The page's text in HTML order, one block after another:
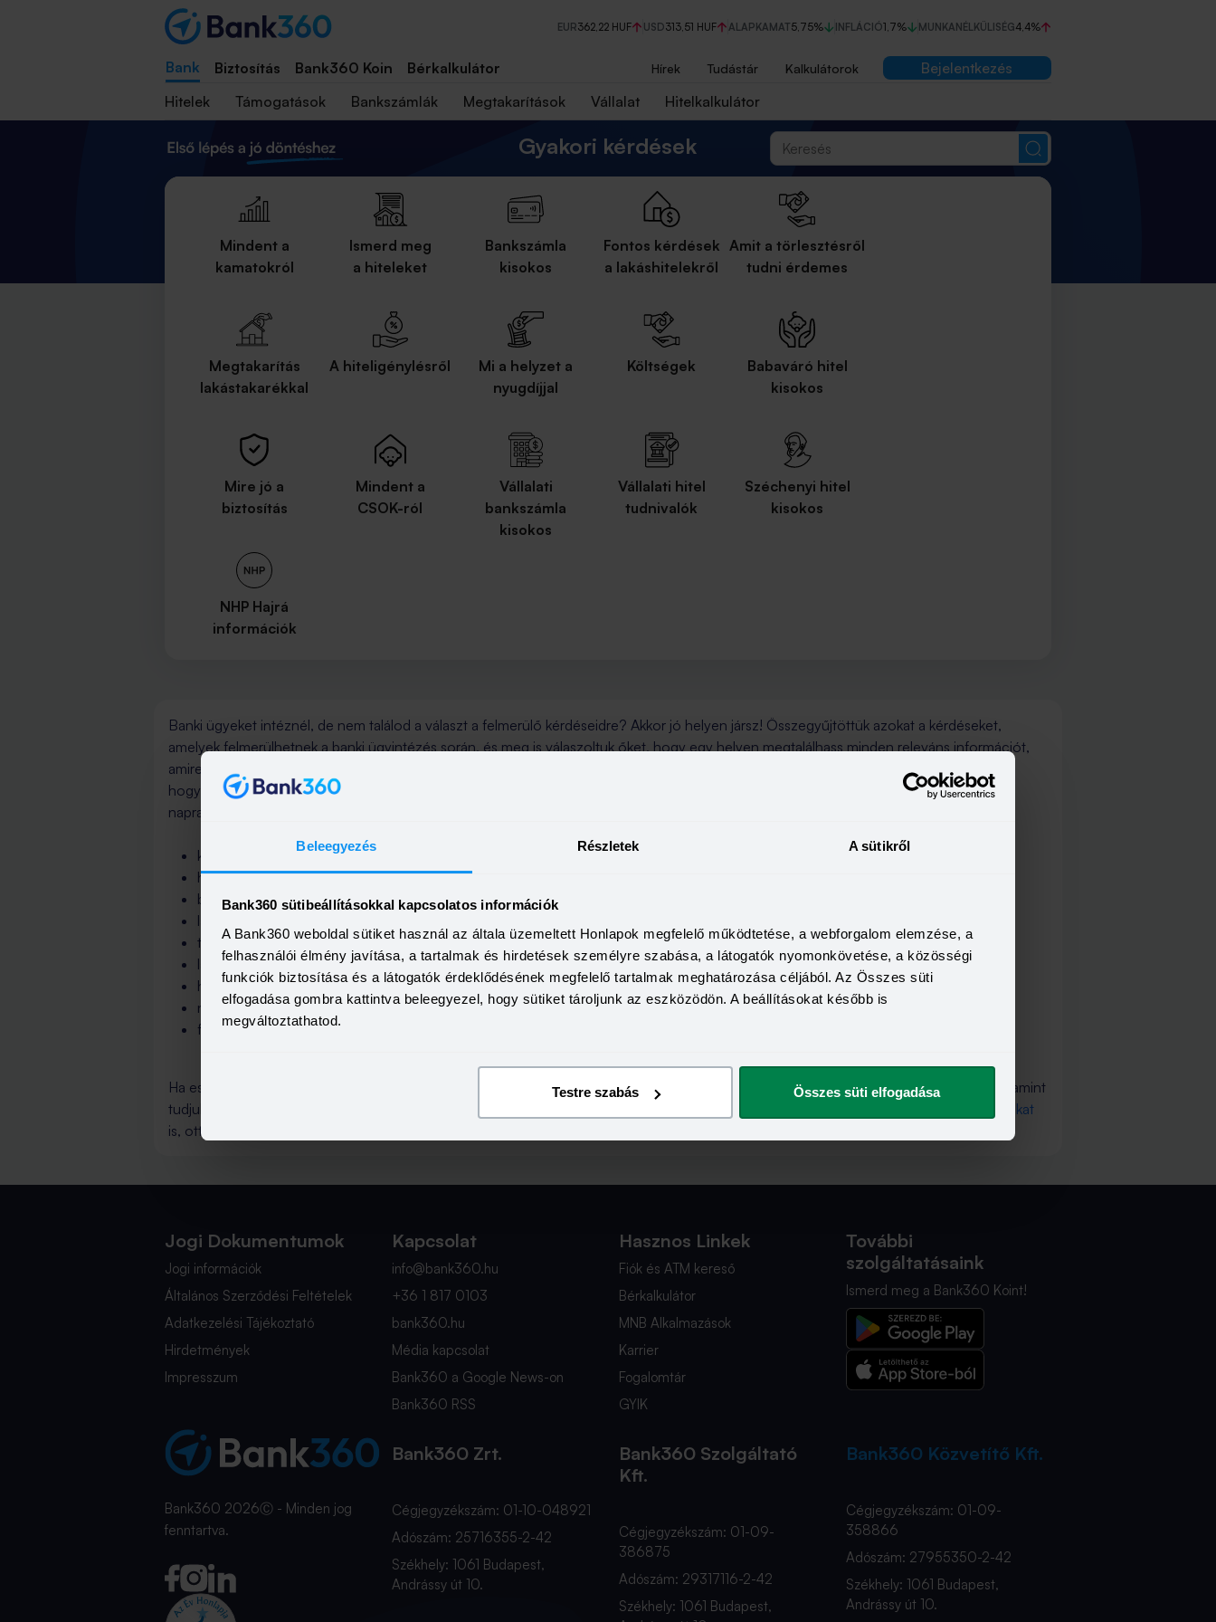
Beleegyezés Részletek A sütikről
Bank360 sütibeállításokkal kapcsolatos információk
A Bank360 weboldal sütiket használ az általa üzemeltett Honlapok megfelelő működtetése, a webforgalom elemzése, a
felhasználói élmény javítása, a tartalmak és hirdetések személyre szabása, a látogatók nyomonkövetése, a közösségi
funkciók biztosítása és a látogatók érdeklődésének megfelelő tartalmak meghatározása céljából. Az Összes süti
elfogadása gombra kattintva beleegyezel, hogy sütiket tároljunk az eszközödön. A beállításokat később is
megváltoztathatod.
Testre szabás Összes süti elfogadása
EUR362,22 HUF USD313,51 HUF ALAPKAMAT5,75% INFLÁCIÓ1,7% MUNKANÉLKÜLISÉG4,4%
Bank Biztosítás Bank360 Koin Bérkalkulátor Hírek Tudástár Kalkulátorok
Bejelentkezés
Hitelek
Támogatások Bankszámlák Megtakarítások Vállalat Hitelkalkulátor
Gyakori kérdések
Mindent a
kamatokról
Ismerd meg
a hiteleket
Bankszámla
kisokos
Fontos kérdések
a lakáshitelekről
Amit a törlesztésről
tudni érdemes
Megtakarítás
lakástakarékkal
A hiteligénylésről
Mi a helyzet a
nyugdíjjal
Költségek
Babaváró hitel
kisokos
Mire jó a
biztosítás
Mindent a
CSOK-ról
Vállalati
bankszámla
kisokos
Vállalati hitel
tudnivalók
Széchenyi hitel
kisokos
NHP Hajrá
információk
Banki ügyeket intéznél, de nem találod a választ a felmerülő kérdéseidre? Akkor jó helyen jársz! Összegyűjtöttük azokat a kérdéseket,
amelyek felmerülhetnek a banki ügyintézés során, és meg is válaszoltuk őket, hogy egy helyen megtalálhass minden releváns információt,
amire szükséged van. Keresd meg a gyakran ismételt kérdések között, ha valamire nem találod a választ, és olvass utána a részleteknek,
hogy mindig felkészülten intézhesd a pénzügyeidet. Folyamatosan bővítjük a kérdéseket, a válaszokat pedig aktualizáljuk, hogy mindig
naprakész információval szolgálhassunk. A következő témakörökben találhatsz választ a kérdéseidre:
kamatozás
hiteltípusok
bankszámlák jellemzői
lakáshitelek
törlesztés feltételei
lakástakarék
hiteligénylés folyamata
nyugdíj
felmerülő banki költségek
Ha esetleg nem találtad meg a kérdésedre a választ, de szeretnél olvasni róla, írj bátran a kommunikacio@bank360.hue-mail címre, és amint
tudjuk, tovább bővítjük a gyakori kérdéseket. Ha olyan fogalomra bukkantál olvasás közben, ami nem világos, nézd meg a
Fogalomtárunkat
is, ott valószínűleg megtalálod, amire kíváncsi vagy.
Jogi Dokumentumok
Jogi információk
Általános Szerződési Feltételek
Adatkezelési Tájékoztató
Hirdetmények
Impresszum
Kapcsolat
info@bank360.hu
+36 1 817 0103
bank360.hu
Média kapcsolat
Bank360 a Google News-on
Bank360 RSS
Hasznos Linkek
Fiók és ATM kereső
Bérkalkulátor
MNB Alkalmazások
Karrier
Fogalomtár
GYIK
További
szolgáltatásaink
Ismerd meg a Bank360 Koint!
Bank360 2026Ⓒ - Minden jog
fenntartva.
Bank360 Zrt.
Cégjegyzékszám: 01-10-048921
Adószám: 25716355-2-42
Székhely: 1061 Budapest,
Andrássy út 10.
Bank360 Szolgáltató
Kft.
Cégjegyzékszám: 01-09-
386875
Adószám: 29317116-2-42
Székhely: 1061 Budapest,
Bank360 Közvetítő Kft.
Cégjegyzékszám: 01-09-
358866
Adószám: 27955350-2-42
Székhely: 1061 Budapest,
Andrássy út 10.